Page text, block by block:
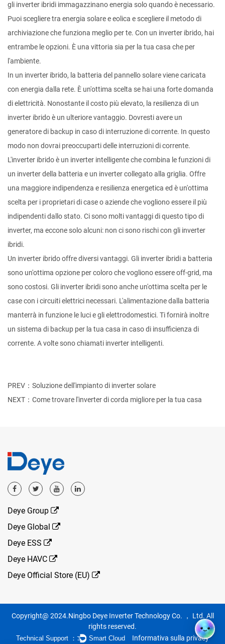
gli inverter ibridi immagazzinano energia solo quando è necessario.
Puoi scegliere tra energia solare e eolica e scegliere il metodo di
archiviazione che funziona meglio per te. Con un inverter ibrido, hai
entrambe le opzioni. È una vittoria sia per la tua casa che per
l'ambiente.
In un inverter ibrido, la batteria del pannello solare viene caricata
con energia dalla rete. È un'ottima scelta se hai una forte domanda
di elettricità. Nonostante il costo più elevato, la resilienza di un
inverter ibrido è un ulteriore vantaggio. Dovresti avere un
generatore di backup in caso di interruzione di corrente. In questo
modo non dovrai preoccuparti delle interruzioni di corrente.
L'inverter ibrido è un inverter intelligente che combina le funzioni di
un inverter della batteria e un inverter collegato alla griglia. Offre
una maggiore indipendenza e resilienza energetica ed è un'ottima
scelta per i proprietari di case o aziende che vogliono essere il più
indipendenti dallo stato. Ci sono molti vantaggi di questo tipo di
inverter, ma eccone solo alcuni: non ci sono rischi con gli inverter
ibridi.
Un inverter ibrido offre diversi vantaggi. Gli inverter ibridi a batteria
sono un'ottima opzione per coloro che vogliono essere off-grid, ma
sono costosi. Gli inverter ibridi sono anche un'ottima scelta per le
case con i circuiti elettrici necessari. L'alimentazione dalla batteria
manterrà in funzione le luci e gli elettrodomestici. Ti fornirà inoltre
un sistema di backup per la tua casa in caso di insufficienza di
corrente. A volte sono chiamati inverter intelligenti.
PREV：Soluzione dell'impianto di inverter solare
NEXT：Come trovare l'inverter di corda migliore per la tua casa
Deye Group
Deye Global
Deye ESS
Deye HAVC
Deye Official Store (EU)
Copyright@ 2024.Ningbo Deye Inverter Technology Co. ， Ltd. All
rights reserved.
Technical Support ： Smart Cloud Informativa sulla privacy